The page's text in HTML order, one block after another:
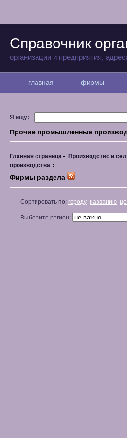
Справочник
организации и предприятия,
главная фирмы
Я ищу:
Прочие промышленные
Главная страница Производство и
производства
Фирмы раздела
Сортировать по: городу названию
Выберите регион: